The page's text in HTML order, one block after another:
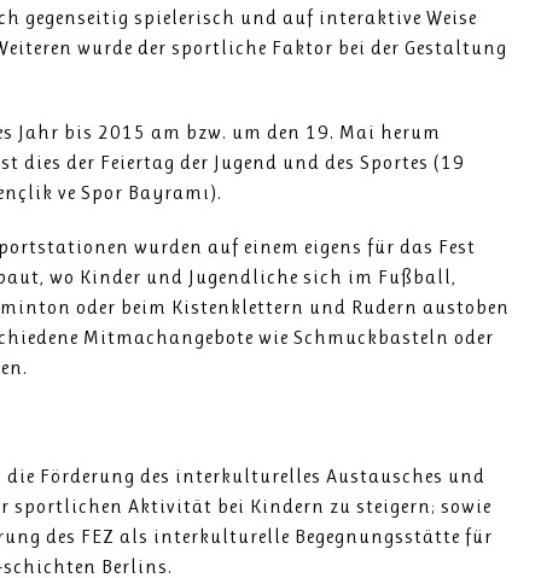
gegenseitig spielerisch und auf interaktive Weise
wurde der sportliche Faktor bei der Gestaltung
Jahr bis 2015 am bzw. um den 19. Mai herum
dies der Feiertag der Jugend und des Sportes (19
ve Spor Bayramı).
wurden auf einem eigens für das Fest
wo Kinder und Jugendliche sich im Fußball,
oder beim Kistenklettern und Rudern austoben
Mitmachangebote wie Schmuckbasteln oder
Förderung des interkulturelles Austausches und
sportlichen Aktivität bei Kindern zu steigern; sowie
des FEZ als interkulturelle Begegnungsstätte für
Berlins.